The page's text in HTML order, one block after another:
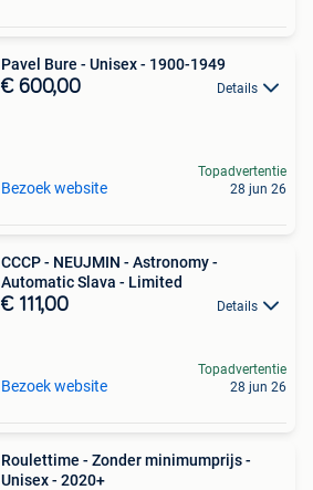
Pavel Bure - Unisex - 1900-1949
€ 600,00 Details
Bezoek website
Topadvertentie
28 jun 26
CCCP - NEUJMIN - Astronomy -
Automatic Slava - Limited
€ 111,00 Details
Bezoek website
Topadvertentie
28 jun 26
Roulettime - Zonder minimumprijs -
Unisex - 2020+